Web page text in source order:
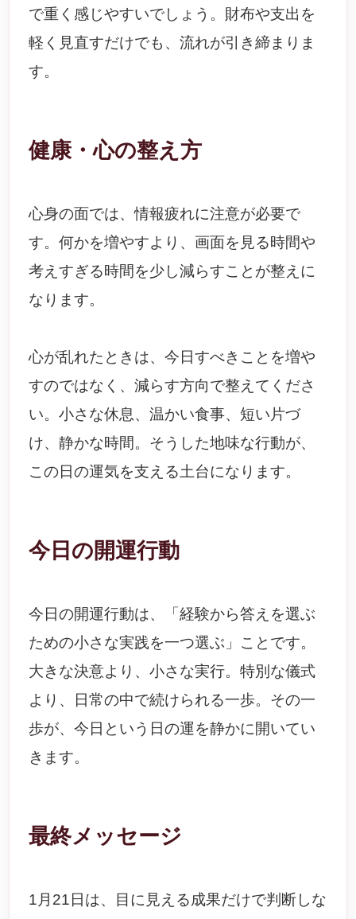
で重く感じやすいでしょう。財布や支出を
軽く見直すだけでも、流れが引き締まりま
す。
健康・心の整え方
心身の面では、情報疲れに注意が必要で
す。何かを増やすより、画面を見る時間や
考えすぎる時間を少し減らすことが整えに
なります。
心が乱れたときは、今日すべきことを増や
すのではなく、減らす方向で整えてくださ
い。小さな休息、温かい食事、短い片づ
け、静かな時間。そうした地味な行動が、
この日の運気を支える土台になります。
今日の開運行動
今日の開運行動は、「経験から答えを選ぶ
ための小さな実践を一つ選ぶ」ことです。
大きな決意より、小さな実行。特別な儀式
より、日常の中で続けられる一歩。その一
歩が、今日という日の運を静かに開いてい
きます。
最終メッセージ
1月21日は、目に見える成果だけで判断しな